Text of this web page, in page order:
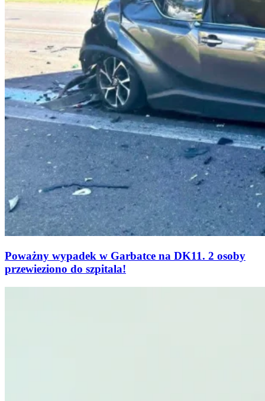
Poważny wypadek w Garbatce na DK11. 2 osoby
przewieziono do szpitala!